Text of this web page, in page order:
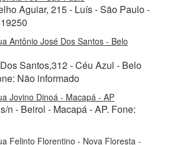
Aguiar, 215 - Luís - São Paulo -
Antônio José Dos Santos - Belo
Santos,312 - Céu Azul - Belo
Não informado
Jovino Dinoá - Macapá - AP
n - Beirol - Macapá - AP. Fone:
Felinto Florentino - Nova Floresta -